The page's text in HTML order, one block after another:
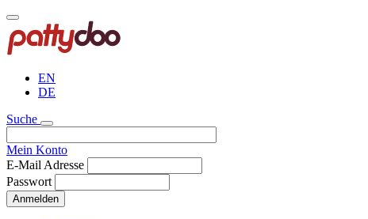
Direkt
zum
Inhalt
EN
DE
Suche
Mein Konto
E-Mail Adresse
Passwort
Anmelden